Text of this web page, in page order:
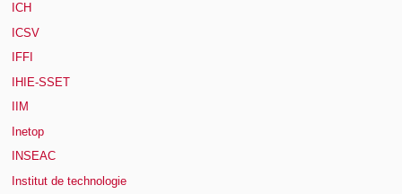
ICH
ICSV
IFFI
IHIE-SSET
IIM
Inetop
INSEAC
Institut de technologie